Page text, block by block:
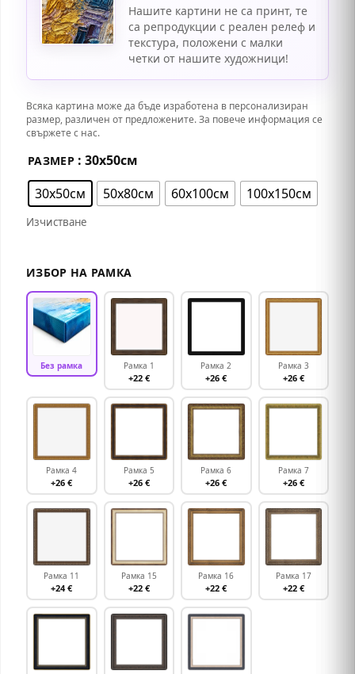
Нашите картини не са принт, те
са репродукции с реален релеф и
текстура, положени с малки
четки от нашите художници!
Всяка картина може да бъде изработена в персонализиран
размер, различен от предложените. За повече информация се
свържете с нас.
РАЗМЕР : 30х50см
30х50см
50х80см 60х100см 100x150см
Изчистване
ИЗБОР НА РАМКА
Без рамка Рамка 1
+22 €
Рамка 2
+26 €
Рамка 3
+26 €
Рамка 4
+26 €
Рамка 5
+26 €
Рамка 6
+26 €
Рамка 7
+26 €
Рамка 11
+24 €
Рамка 15
+22 €
Рамка 16
+22 €
Рамка 17
+22 €